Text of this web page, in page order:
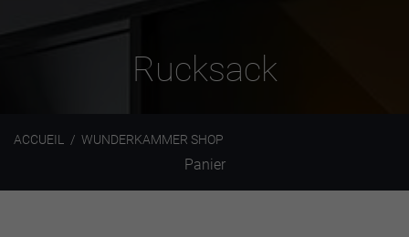
Rucksack
ACCUEIL WUNDERKAMMER SHOP
Panier